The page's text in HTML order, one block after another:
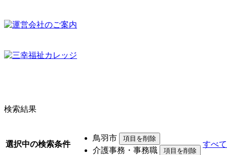
検索結果
選択中の検索条件
鳥羽市
介護事務・事務職
すべ